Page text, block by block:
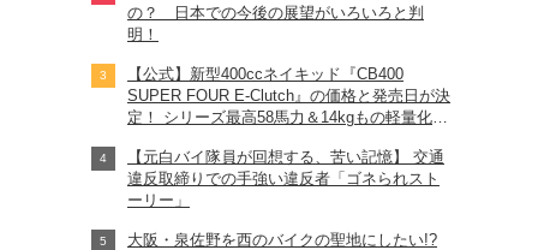
の？ 日本での今後の展望がいろいろと判
明！
【公式】新型400ccネイキッド『CB400
SUPER FOUR E-Clutch』の価格と発売日が決
定！ シリーズ最高58馬力＆14kgもの軽量化!?
【Honda2026新車ニュース】
【元白バイ隊員が回想する、苦い記憶】 交通
違反取締りでの手強い違反者「ゴネられスト
ーリー」
大阪・泉佐野を西のバイクの聖地にしたい!?